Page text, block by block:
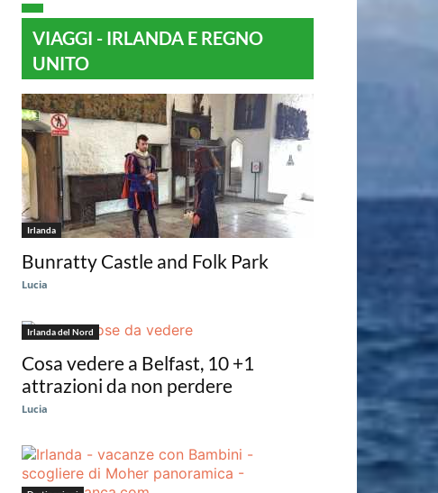
VIAGGI - IRLANDA E REGNO
UNITO
Irlanda
Bunratty Castle and Folk Park
Lucia
Irlanda del Nord
Cosa vedere a Belfast, 10 +1
attrazioni da non perdere
Lucia